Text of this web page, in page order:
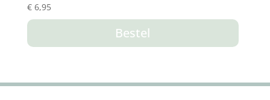
€6,95
Bestel